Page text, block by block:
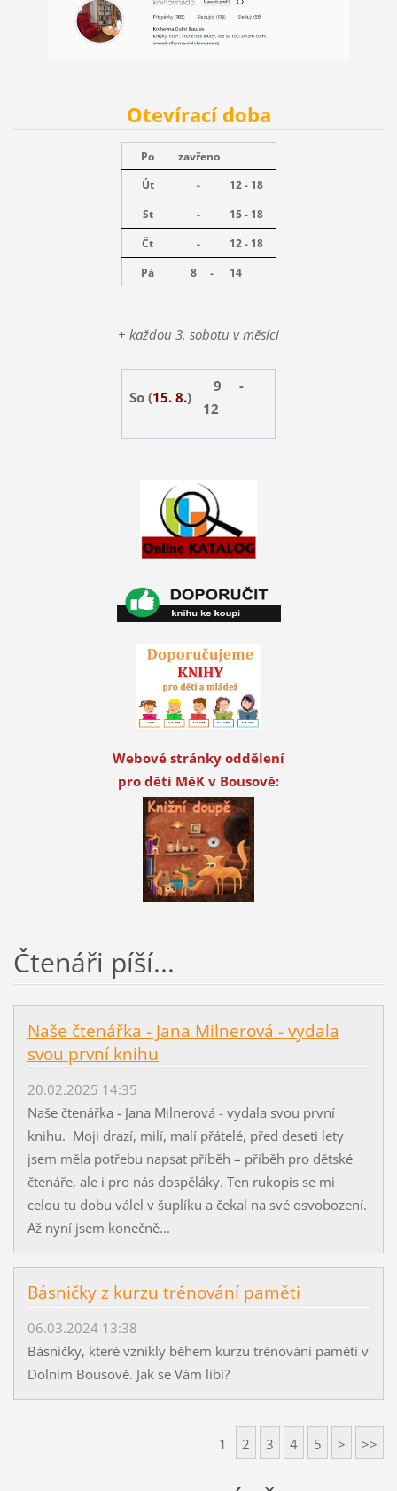
Otevírací doba
Po
zavřeno
Út
-
12 - 18
St
-
15 - 18
Čt
-
12 - 18
Pá
8 - 14
+ každou 3. sobotu v měsíci
So (15. 8.)
9 -
12
Webové stránky oddělení
pro děti MěK v Bousově:
Čtenáři píší...
Naše čtenářka - Jana Milnerová - vydala
svou první knihu
20.02.2025 14:35
Naše čtenářka - Jana Milnerová - vydala svou první
knihu. Moji drazí, milí, malí přátelé, před deseti lety
jsem měla potřebu napsat příběh – příběh pro dětské
čtenáře, ale i pro nás dospěláky. Ten rukopis se mi
celou tu dobu válel v šuplíku a čekal na své osvobození.
Až nyní jsem konečně...
Básničky z kurzu trénování paměti
06.03.2024 13:38
Básničky, které vznikly během kurzu trénování paměti v
Dolním Bousově. Jak se Vám líbí?
1 2 3 4 5 > >>